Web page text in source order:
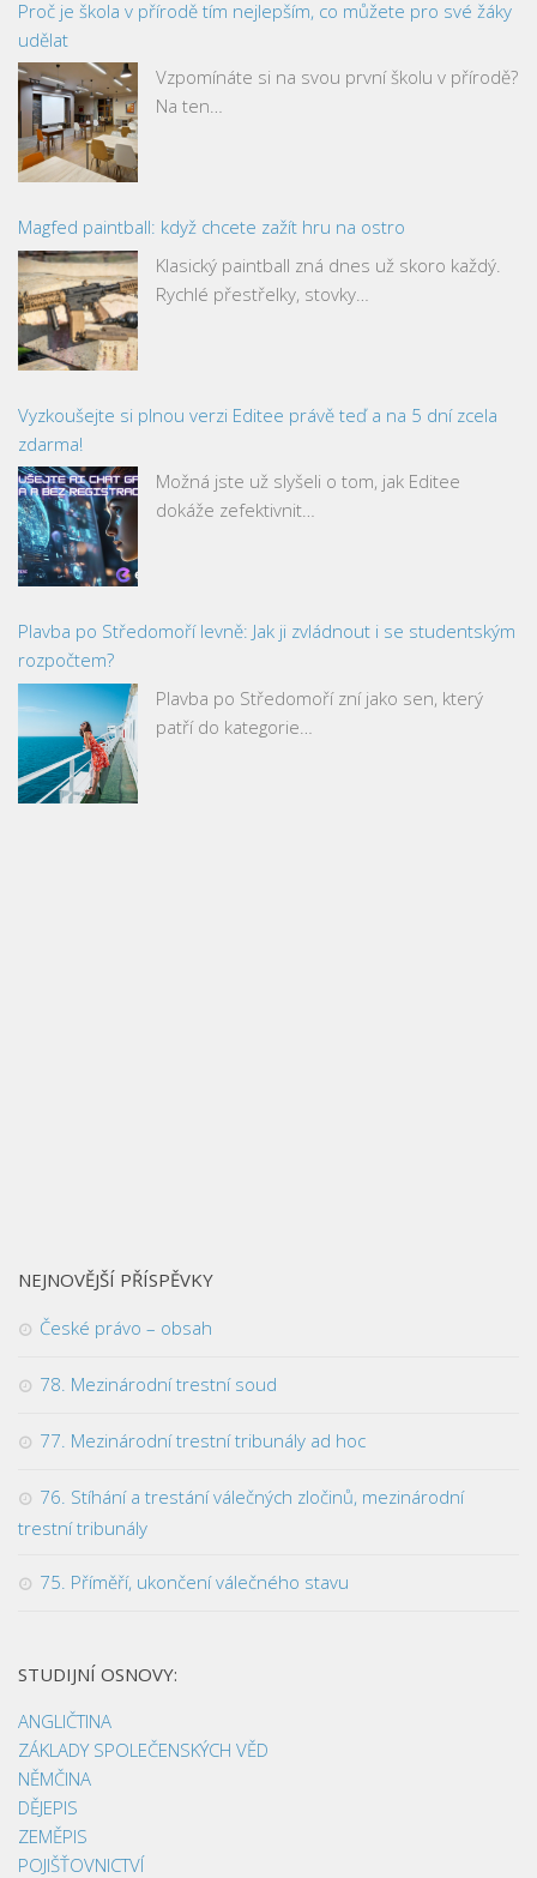
Proč je škola v přírodě tím nejlepším, co můžete pro své žáky
udělat
Vzpomínáte si na svou první školu v přírodě?
Na ten…
Magfed paintball: když chcete zažít hru na ostro
Klasický paintball zná dnes už skoro každý.
Rychlé přestřelky, stovky…
Vyzkoušejte si plnou verzi Editee právě teď a na 5 dní zcela
zdarma!
Možná jste už slyšeli o tom, jak Editee
dokáže zefektivnit…
Plavba po Středomoří levně: Jak ji zvládnout i se studentským
rozpočtem?
Plavba po Středomoří zní jako sen, který
patří do kategorie…
NEJNOVĚJŠÍ PŘÍSPĚVKY
České právo – obsah
78. Mezinárodní trestní soud
77. Mezinárodní trestní tribunály ad hoc
76. Stíhání a trestání válečných zločinů, mezinárodní
trestní tribunály
75. Příměří, ukončení válečného stavu
STUDIJNÍ OSNOVY:
ANGLIČTINA
ZÁKLADY SPOLEČENSKÝCH VĚD
NĚMČINA
DĚJEPIS
ZEMĚPIS
POJIŠŤOVNICTVÍ